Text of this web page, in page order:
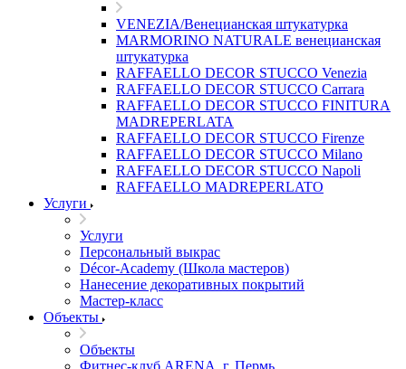
VENEZIA/Венецианская штукатурка
MARMORINO NATURALE венецианская
штукатурка
RAFFAELLO DECOR STUCCO Venezia
RAFFAELLO DECOR STUCCO Carrara
RAFFAELLO DECOR STUCCO FINITURA
MADREPERLATA
RAFFAELLO DECOR STUCCO Firenze
RAFFAELLO DECOR STUCCO Milano
RAFFAELLO DECOR STUCCO Napoli
RAFFAELLO MADREPERLATO
Услуги
Услуги
Персональный выкрас
Décor-Academy (Школа мастеров)
Нанесение декоративных покрытий
Мастер-класс
Объекты
Объекты
Фитнес-клуб ARENA, г. Пермь